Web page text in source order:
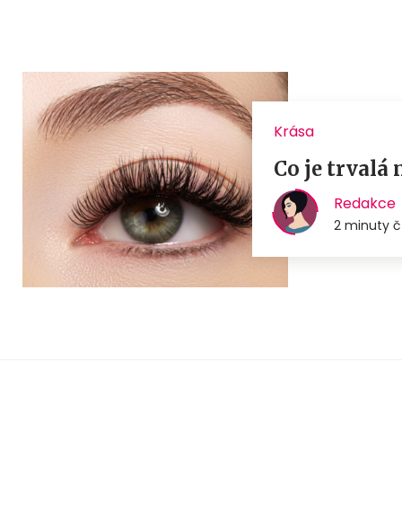
Krása
Co je trvalá
Redakce
2 minuty